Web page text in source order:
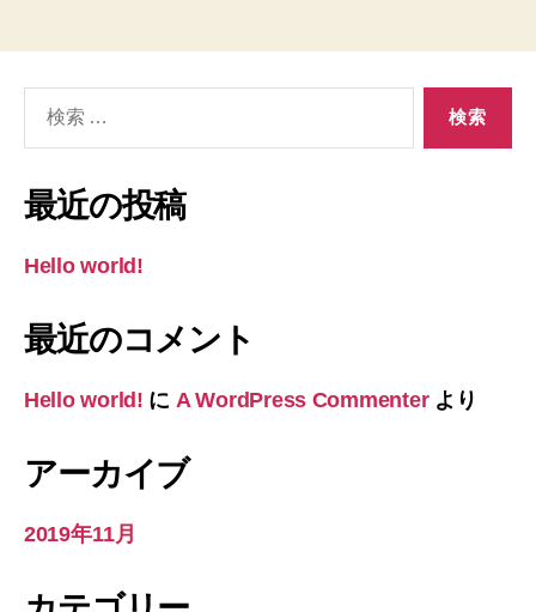
象:
最近の投稿
Hello world!
最近のコメント
Hello world! に A WordPress Commenterより
アーカイブ
2019年11月